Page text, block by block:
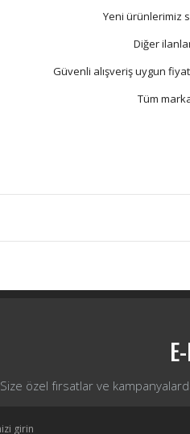
Yeni ürünlerimiz
Diğer
Güvenli alışveriş uygun
Tüm
Size özel fırsatlar ve